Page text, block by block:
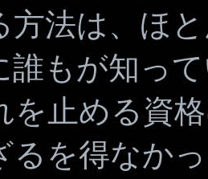
方法は、ほ
誰もが知っ
を止める資
るを得なか